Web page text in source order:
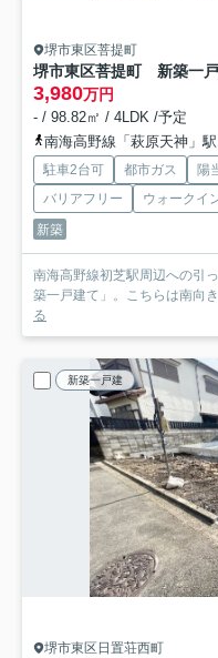
堺市東区菩提町
堺市東区菩提町 新築一
3,980万円
- / 98.82㎡ / 4LDK /予定
南海高野線「萩原天神」
駐車2台可 都市ガス 陽
バリアフリー
ウォークイ
新築
南海高野線初芝駅周辺への引
築一戸建て」。こちらは南向
る
新築一戸建
堺市東区日置荘西町